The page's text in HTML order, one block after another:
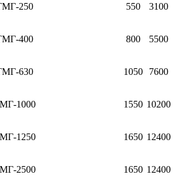
250 550 3100
400 800 5500
630 1050 7600
1000 1550 10200
1250 1650 12400
2500 1650 12400